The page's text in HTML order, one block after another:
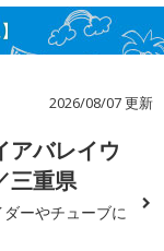
2026/08/07 更新
アバレイウ
三重県
ーやチューブに